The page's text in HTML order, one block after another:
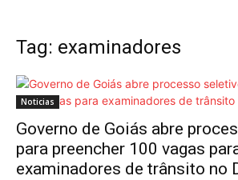
Tag: examinadores
Noticias
Governo de Goiás abre
para preencher 100 vagas
examinadores de trânsito no